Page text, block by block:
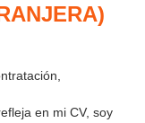
en mi CV, soy